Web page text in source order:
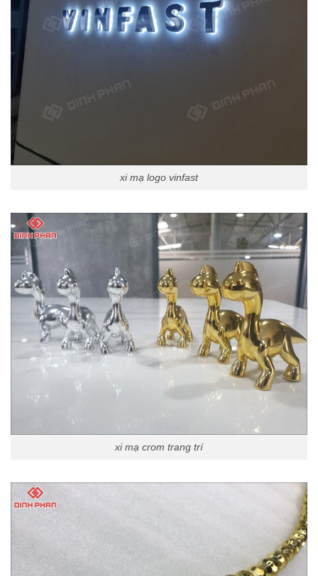
xi mạ logo vinfast
xi mạ crom trang trí